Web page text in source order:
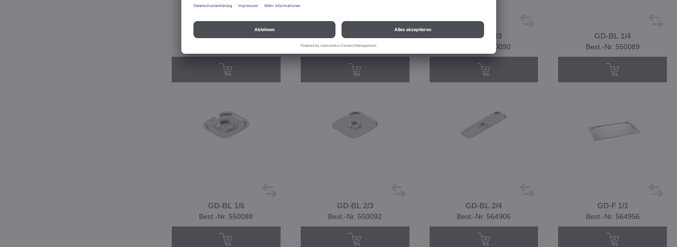
GD-BL 1/2
Best.-Nr. 550091
GD-BL 1/3
Best.-Nr. 550090
GD-BL 1/4
Best.-Nr. 550089
GD-BL 1/6
Best.-Nr. 550088
GD-BL 2/3
Best.-Nr. 550092
GD-BL 2/4
Best.-Nr. 564906
GD-F 1/1
Best.-Nr. 564956